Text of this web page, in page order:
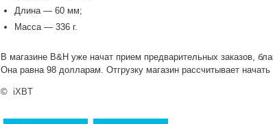
Длина — 60 мм;
Масса — 336 г.
В магазине B&H уже начат прием предварительных заказов,
Она равна 98 долларам. Отгрузку магазин рассчитывает
© iXBT